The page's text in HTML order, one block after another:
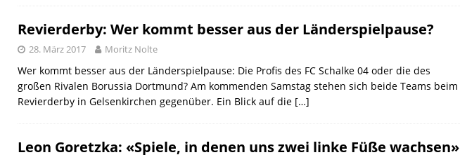
Revierderby: Wer kommt besser aus der Länderspielpause?
28. März 2017 Moritz Nolte
Wer kommt besser aus der Länderspielpause: Die Profis des FC Schalke 04 oder die des
großen Rivalen Borussia Dortmund? Am kommenden Samstag stehen sich beide Teams beim
Revierderby in Gelsenkirchen gegenüber. Ein Blick auf die […]
Leon Goretzka: «Spiele, in denen uns zwei linke Füße wachsen»